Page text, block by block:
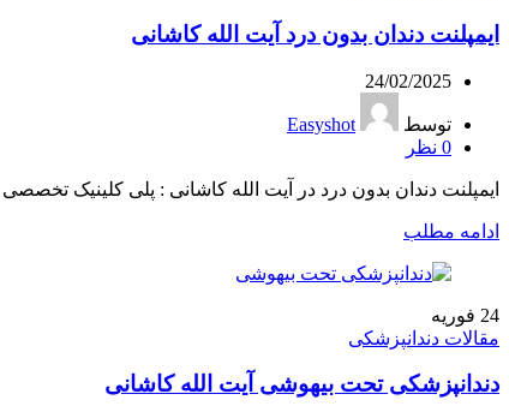
ایمپلنت دندان بدون درد آیت الله کاشانی
24/02/2025
توسط
Easyshot
0 نظر
ایمپلنت دندان بدون درد در آیت الله کاشانی : پلی کلینیک
ادامه مطلب
24 فوریه
مقالات دندانپزشکی
دندانپزشکی تحت بیهوشی آیت الله کاشانی